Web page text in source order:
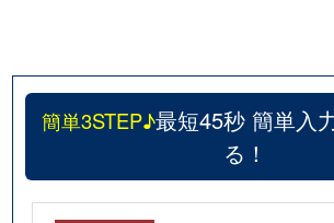
簡単3STEP♪最短45秒 簡単入
る！